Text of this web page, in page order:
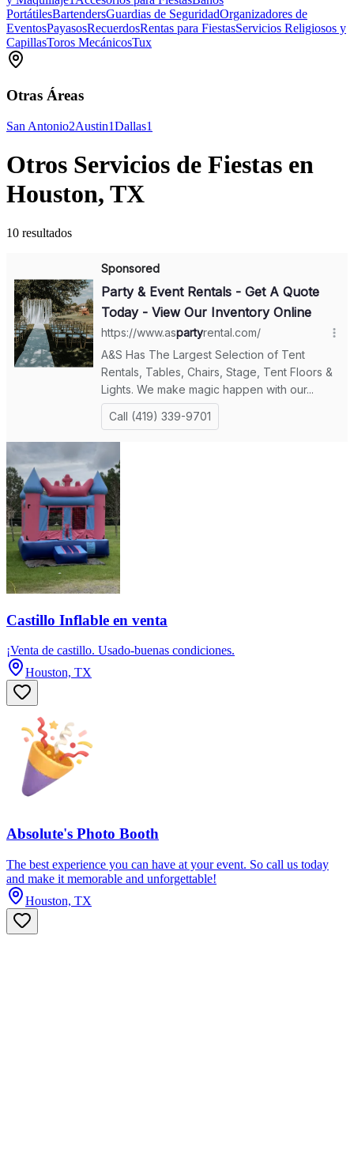
PortátilesBartendersGuardias de SeguridadOrganizadores de
EventosPayasosRecuerdosRentas para FiestasServicios Religiosos y
CapillasToros MecánicosTux
Otras Áreas
San Antonio2Austin1Dallas1
Otros Servicios de Fiestas en
Houston, TX
10 resultados
Castillo Inflable en venta
¡Venta de castillo. Usado-buenas condiciones.
Houston, TX
Absolute's Photo Booth
The best experience you can have at your event. So call us today
and make it memorable and unforgettable!
Houston, TX